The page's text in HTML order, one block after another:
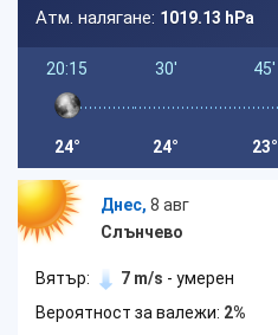
Атм. налягане: 1019.13 hPa
20:15
24°
30'
24°
45'
23°
Днес, 8 авг
Слънчево
Вятър: 7 m/s - умерен
Вероятност за валежи: 2%